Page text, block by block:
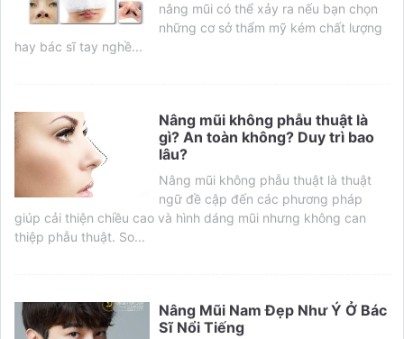
nâng mũi có thể xảy ra nếu bạn chọn
những cơ sở thẩm mỹ kém chất lượng
hay bác sĩ tay nghề...
Nâng mũi không phẫu thuật là
gì? An toàn không? Duy trì bao
lâu?
Nâng mũi không phẫu thuật là thuật
ngữ đề cập đến các phương pháp
giúp cải thiện chiều cao và hình dáng mũi nhưng không can
thiệp phẫu thuật. So...
Nâng Mũi Nam Đẹp Như Ý Ở Bác
Sĩ Nổi Tiếng